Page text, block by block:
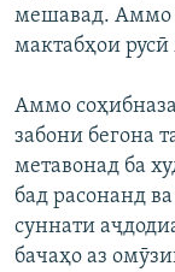
мешавад. Аммо
мактабҳои
Аммо
забони бегона
метавонад ба
бад расонанд
суннати
бачаҳо аз